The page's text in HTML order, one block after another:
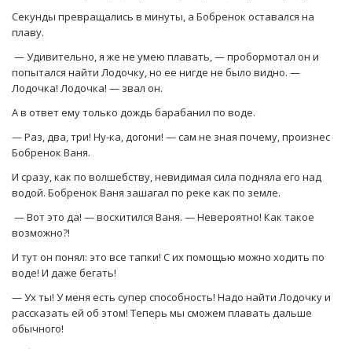
Секунды превращались в минуты, а Бобренок оставался на
плаву.
— Удивительно, я же не умею плавать, — пробормотал он и
попытался найти Лодочку, но ее нигде не было видно. —
Лодочка! Лодочка! — звал он.
А в ответ ему только дождь барабанил по воде.
— Раз, два, три! Ну-ка, догони! — сам не зная почему, произнес
Бобренок Ваня.
И сразу, как по волшебству, невидимая сила подняла его над
водой. Бобренок Ваня зашагал по реке как по земле.
— Вот это да! — восхитился Ваня. — Невероятно! Как такое
возможно?!
И тут он понял: это все тапки! С их помощью можно ходить по
воде! И даже бегать!
— Ух ты! У меня есть супер способность! Надо найти Лодочку и
рассказать ей об этом! Теперь мы сможем плавать дальше
обычного!